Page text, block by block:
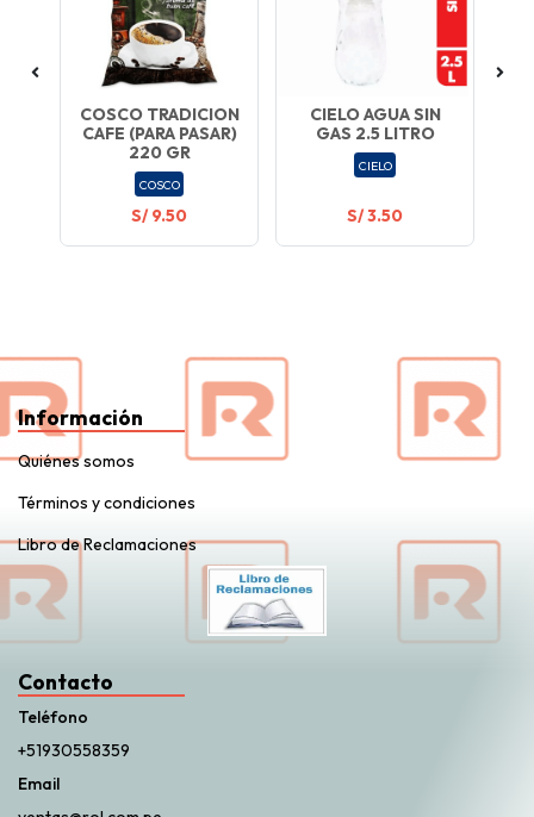
COSCO TRADICION
CAFE (PARA PASAR)
220 GR
COSCO
S/ 9.50
CIELO AGUA SIN
GAS 2.5 LITRO
CIELO
S/ 3.50
Información
Quiénes somos
Términos y condiciones
Libro de Reclamaciones
Contacto
Teléfono
+51930558359
Email